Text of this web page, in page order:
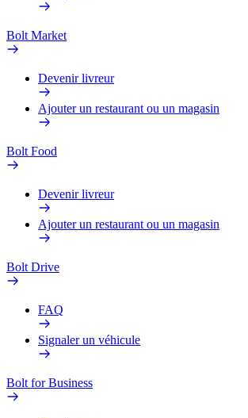
Bolt Market
Devenir livreur
Ajouter un restaurant ou un magasin
Bolt Food
Devenir livreur
Ajouter un restaurant ou un magasin
Bolt Drive
FAQ
Signaler un véhicule
Bolt for Business